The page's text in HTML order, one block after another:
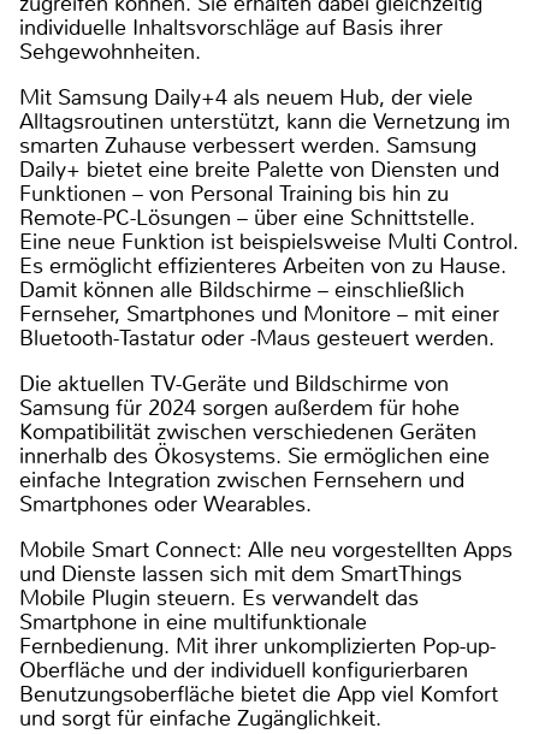
individuelle Inhaltsvorschläge auf Basis ihrer
Sehgewohnheiten.
Mit Samsung Daily+4 als neuem Hub, der viele
Alltagsroutinen unterstützt, kann die Vernetzung im
smarten Zuhause verbessert werden. Samsung
Daily+ bietet eine breite Palette von Diensten und
Funktionen – von Personal Training bis hin zu
Remote-PC-Lösungen – über eine Schnittstelle.
Eine neue Funktion ist beispielsweise Multi Control.
Es ermöglicht effizienteres Arbeiten von zu Hause.
Damit können alle Bildschirme – einschließlich
Fernseher, Smartphones und Monitore – mit einer
Bluetooth-Tastatur oder -Maus gesteuert werden.
Die aktuellen TV-Geräte und Bildschirme von
Samsung für 2024 sorgen außerdem für hohe
Kompatibilität zwischen verschiedenen Geräten
innerhalb des Ökosystems. Sie ermöglichen eine
einfache Integration zwischen Fernsehern und
Smartphones oder Wearables.
Mobile Smart Connect: Alle neu vorgestellten Apps
und Dienste lassen sich mit dem SmartThings
Mobile Plugin steuern. Es verwandelt das
Smartphone in eine multifunktionale
Fernbedienung. Mit ihrer unkomplizierten Pop-up-
Oberfläche und der individuell konfigurierbaren
Benutzungsoberfläche bietet die App viel Komfort
und sorgt für einfache Zugänglichkeit.